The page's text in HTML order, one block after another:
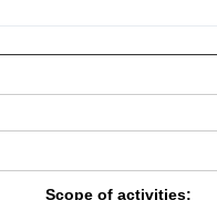
Scope of activities: